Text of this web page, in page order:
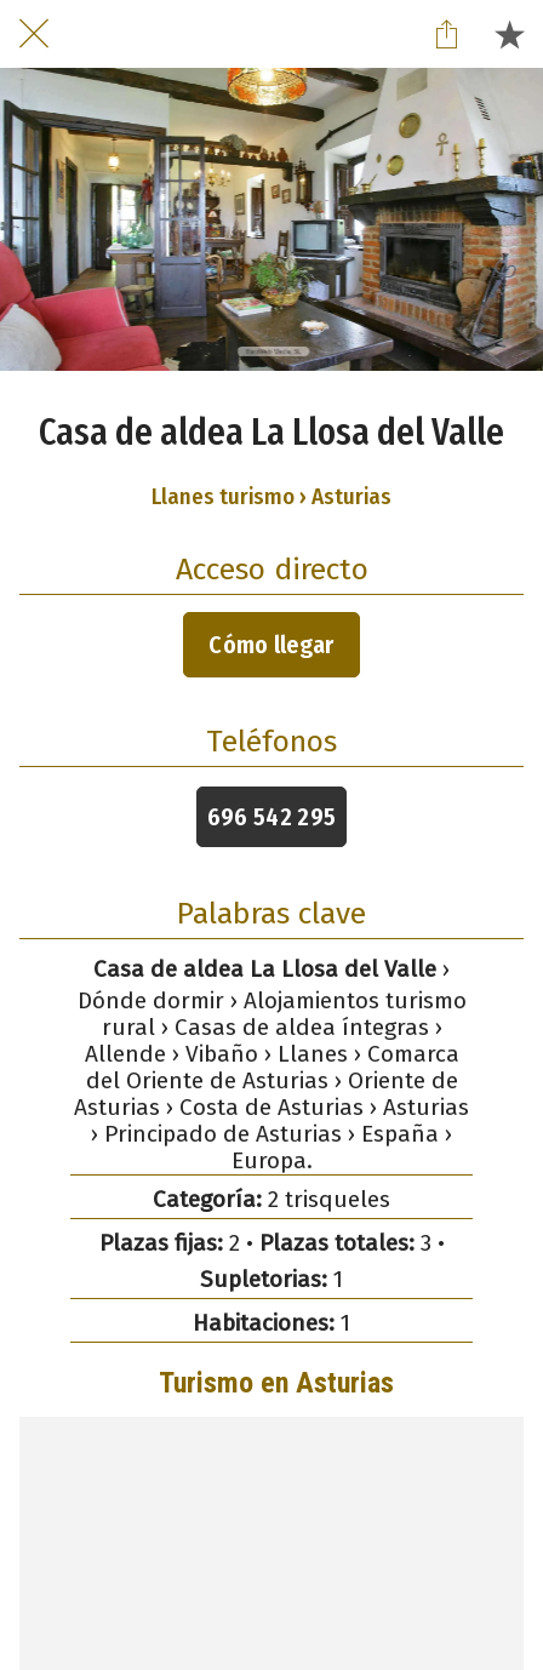
Casa de aldea La Llosa del Valle
Llanes turismo › Asturias
Acceso directo
Cómo llegar
Teléfonos
696 542 295
Palabras clave
Casa de aldea La Llosa del Valle ›
Dónde dormir › Alojamientos turismo
rural › Casas de aldea íntegras ›
Allende › Vibaño › Llanes › Comarca
del Oriente de Asturias › Oriente de
Asturias › Costa de Asturias › Asturias
› Principado de Asturias › España ›
Europa.
Categoría: 2 trisqueles
Plazas fijas:2 • Plazas totales:3 •
Supletorias: 1
Habitaciones: 1